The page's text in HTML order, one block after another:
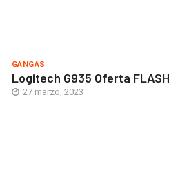
GANGAS
Logitech G935 Oferta FLASH
27 marzo, 2023